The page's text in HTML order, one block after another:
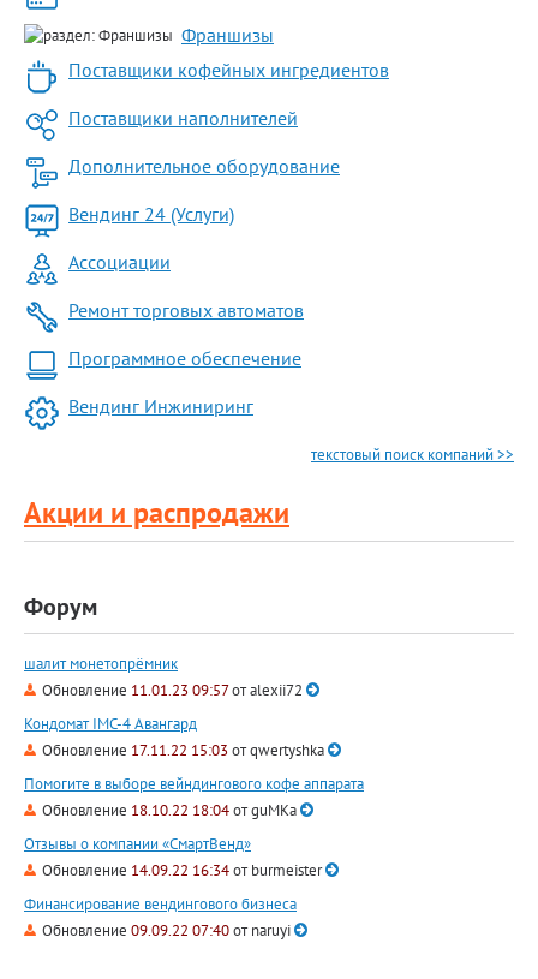
Франшизы
Поставщики кофейных ингредиентов
Поставщики наполнителей
Дополнительное оборудование
Вендинг 24 (Услуги)
Ассоциации
Ремонт торговых автоматов
Программное обеспечение
Вендинг Инжиниринг
текстовый поиск компаний >>
Акции и распродажи
Форум
шалит монетопрёмник
Обновление 11.01.23 09:57отalexii72
Кондомат IMC-4 Авангард
Обновление 17.11.22 15:03 отqwertyshka
Помогите в выборе вейндингового кофе аппарата
Обновление 18.10.22 18:04отguMKa
Отзывы о компании «СмартВенд»
Обновление 14.09.22 16:34отburmeister
Финансирование вендингового бизнеса
Обновление 09.09.22 07:40отnaruyi